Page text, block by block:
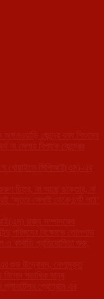
কেন্দ্রে বন্ধ শিশুদের
না মেলায় বিপাকে কেন্দ্রের
খোয়াইতে সিপিআই(এম)-এর
করুণ চিত্র, না আছে ডাক্তার, না
‘জুতো সেলাই থেকে চন্ডী পাঠ’
রাজ্য সম্পাদকের
পরিষদের বিক্ষোভে তোলপাড়
ও কাবাডি প্রতিযোগিতা শুরু,
শুভ উদ্বোধন, নেশামুক্ত
শতাধিক মানুষ
প্লানটেশন প্রোগ্রাম এর